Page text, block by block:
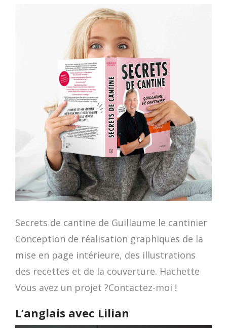
Secrets de cantine de Guillaume le cantinier
Conception de réalisation graphiques de la
mise en page intérieure, des illustrations
des recettes et de la couverture. Hachette
Vous avez un projet ?Contactez-moi !
L’anglais avec Lilian